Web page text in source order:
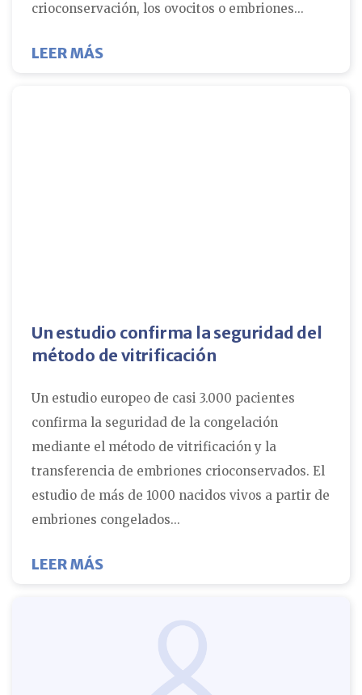
crioconservación, los ovocitos o embriones...
LEER MÁSSOBRE SEGURO CON FCNE:
Un estudio confirma la seguridad del
método de vitrificación
Un estudio europeo de casi 3.000 pacientes
confirma la seguridad de la congelación
mediante el método de vitrificación y la
transferencia de embriones crioconservados. El
estudio de más de 1000 nacidos vivos a partir de
embriones congelados...
LEER MÁSSOBRE UN ESTUDIO QUE